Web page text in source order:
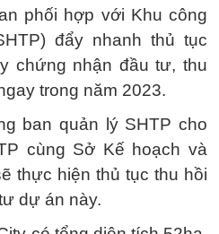
phối hợp với Khu công
đẩy nhanh thủ tục
chứng nhận đầu tư, thu
trong năm 2023.
ban quản lý SHTP cho
cùng Sở Kế hoạch và
thực hiện thủ tục thu hồi
dự án này.